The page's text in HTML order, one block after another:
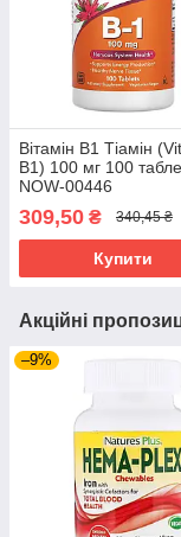
Вітамін В1 Тіамін
B1) 100 мг 100
NOW-00446
309,50 ₴ 340,45 ₴
Купити
Акційні
–9%